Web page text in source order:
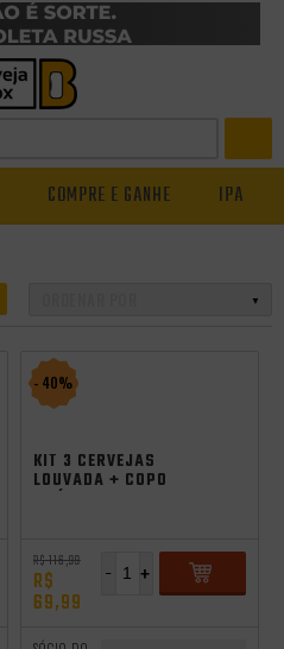
COMPRE E GANHE IPA
- 40%
KIT 3 CERVEJAS
LOUVADA + COPO
R$ 116,99
R$
69,99
+
-